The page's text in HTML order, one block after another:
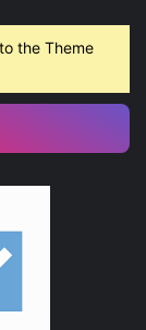
the Theme